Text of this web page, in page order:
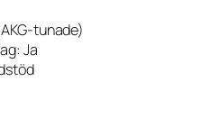
tunade)
Ja